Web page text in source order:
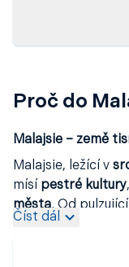
Proč do
Malajsie – země
Malajsie, ležící v
mísí pestré kultury,
města. Od
Petronas Towers
Číst dál